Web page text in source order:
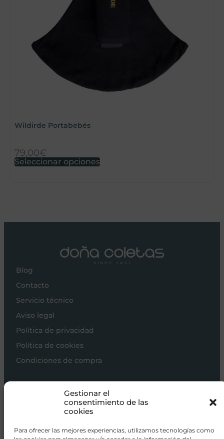
Gestionar el
consentimiento de las
cookies
Para ofrecer las mejores experiencias, utilizamos tecnologías como
Wildirde Portabebés
79,00€
Seleccionar opciones
Blog
Contacto
Servicio técnico
Aviso legal
Política de privacidad
Política de cookies
Condiciones de compra
Carros de bebé
Sillas de paseo
Alimentación